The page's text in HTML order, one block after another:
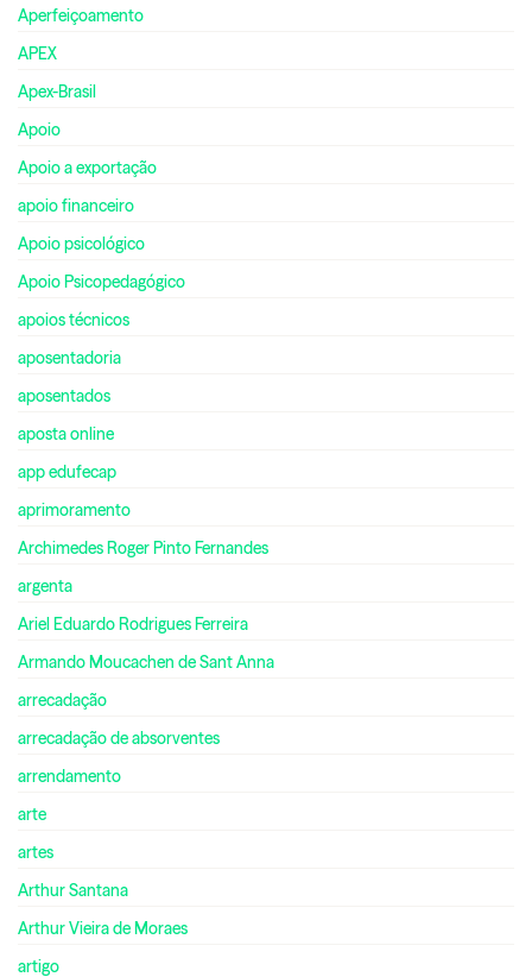
Aperfeiçoamento
APEX
Apex-Brasil
Apoio
Apoio a exportação
apoio financeiro
Apoio psicológico
Apoio Psicopedagógico
apoios técnicos
aposentadoria
aposentados
aposta online
app edufecap
aprimoramento
Archimedes Roger Pinto Fernandes
argenta
Ariel Eduardo Rodrigues Ferreira
Armando Moucachen de Sant Anna
arrecadação
arrecadação de absorventes
arrendamento
arte
artes
Arthur Santana
Arthur Vieira de Moraes
artigo